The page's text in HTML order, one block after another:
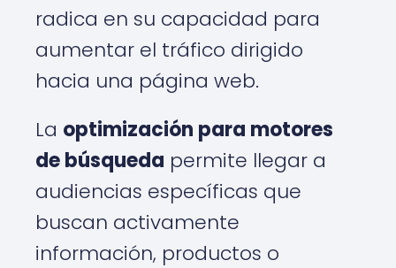
radica en su capacidad para
aumentar el tráfico dirigido
hacia una página web.
La optimización para motores
de búsqueda permite llegar a
audiencias específicas que
buscan activamente
información, productos o